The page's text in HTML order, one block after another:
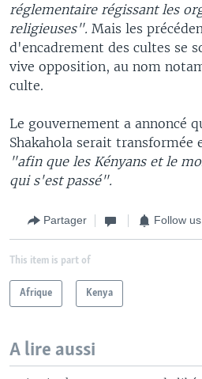
réglementaire régissant les
religieuses". Mais les
d'encadrement des cultes se
vive opposition, au nom
culte.
Le gouvernement a annoncé
Shakahola serait transformée
"afin que les Kényans et le
qui s'est passé".
Partager Follow us
This item is part of
Afrique Kenya
A lire aussi